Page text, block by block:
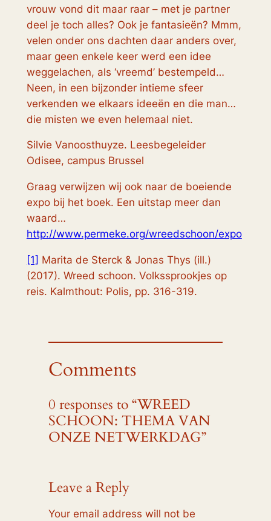
vrouw vond dit maar raar – met je partner
deel je toch alles? Ook je fantasieën? Mmm,
velen onder ons dachten daar anders over,
maar geen enkele keer werd een idee
weggelachen, als ‘vreemd’ bestempeld…
Neen, in een bijzonder intieme sfeer
verkenden we elkaars ideeën en die man…
die misten we even helemaal niet.
Silvie Vanoosthuyze. Leesbegeleider
Odisee, campus Brussel
Graag verwijzen wij ook naar de boeiende
expo bij het boek. Een uitstap meer dan
waard…
http://www.permeke.org/wreedschoon/expo
[1] Marita de Sterck & Jonas Thys (ill.)
(2017). Wreed schoon. Volkssprookjes op
reis. Kalmthout: Polis, pp. 316-319.
Comments
0 responses to “WREED
SCHOON: THEMA VAN
ONZE NETWERKDAG”
Leave a Reply
Your email address will not be